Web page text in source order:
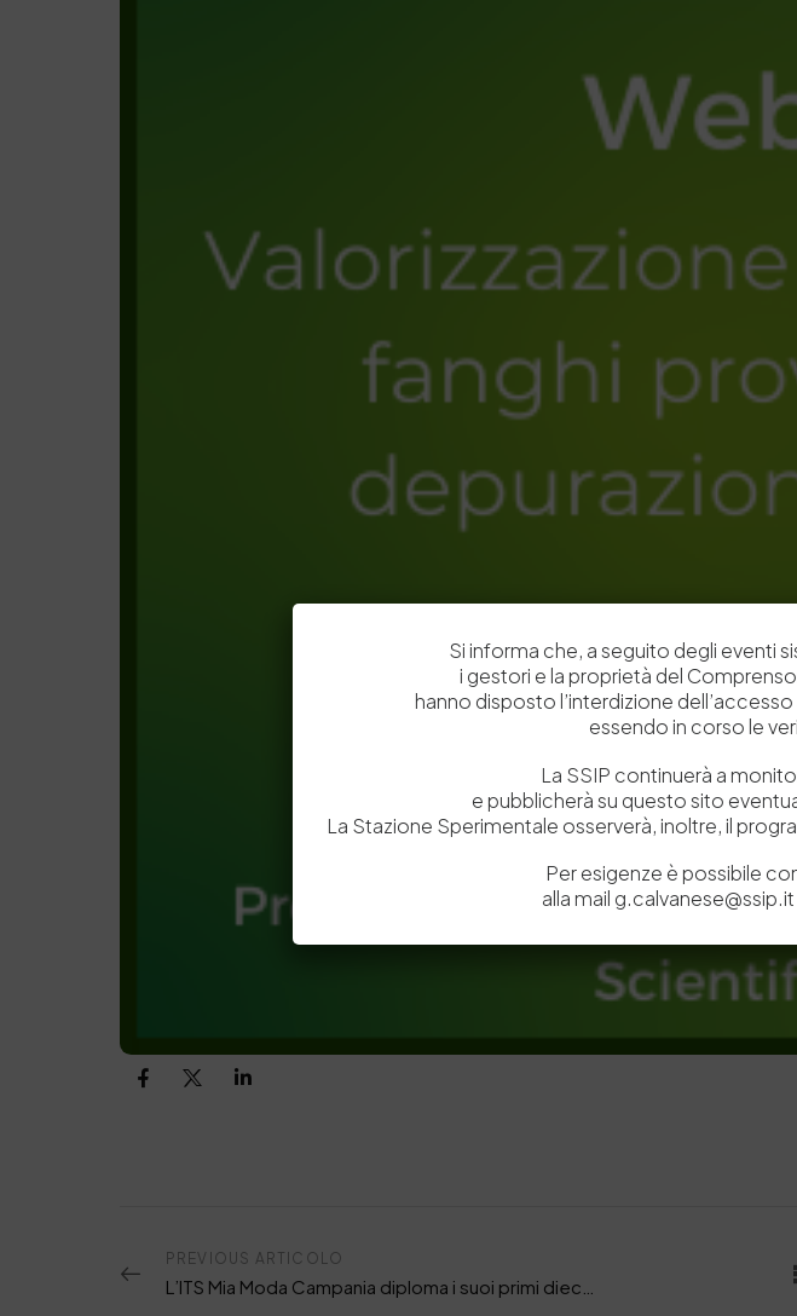
PREVIOUS ARTICOLO
Si informa che, a seguito degli eventi
i gestori e la proprietà del
hanno disposto l’interdizione
essendo in corso le
La SSIP continuerà a
e pubblicherà su questo sito
La Stazione Sperimentale osserverà, inoltre, il
Per esigenze è possibile
alla mail